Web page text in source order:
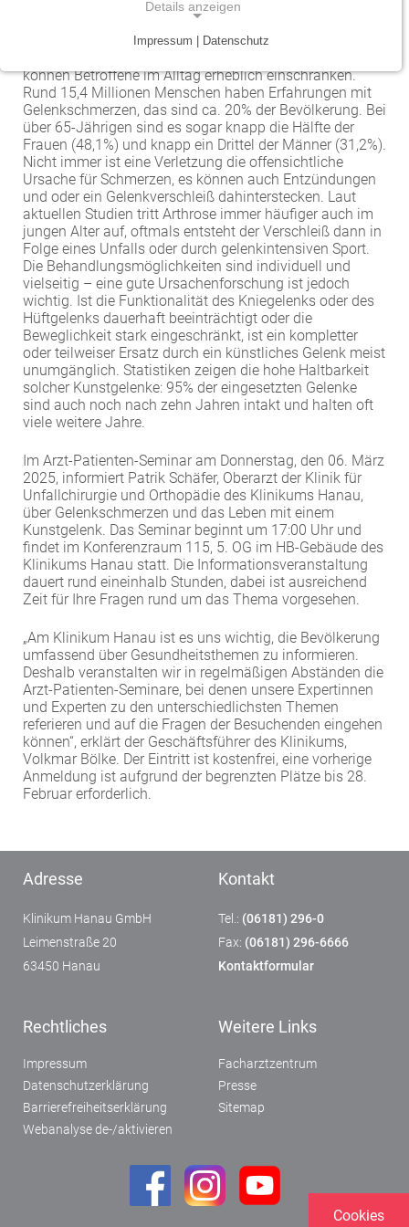
Vereinbarkeit von Beruf und Leben
Mitarbeitervorteile
Kinder- und Jugendmedizin
Neurologie
Psychiatrie und Psychotherapie
Anästhesiologie, operative Intensivmedizin und
Schmerztherapie
Gynäkologie und Geburtshilfe
Hals-, Nase- und Ohren-Erkrankungen
Dermatologie und Allergologie
Alle Kliniken, Fachbereiche und Zentren
Traumazentrum
Tumorzentrum
Viszeralonkologisches Zentrum (Darm, Pankreas)
Vorhofflimmerzentrum
Zentrum für Arbeitsmedizin, Arbeitssicherheit und
Brandschutz
Zentrum für Kinderdiabetes (DDG)
Zentrum für Lymphome und Leukämien
Alle Kliniken, Fachbereiche und Zentren
Patientenfürsprecher
Physiotherapie
Seelsorge
Soziale Dienste
Alle Kliniken, Fachbereiche und Zentren
Behandlungsmöglichkeiten bei Gelenkschmerzen.
können Betroffene im Alltag erheblich einschränken.
Rund 15,4 Millionen Menschen haben Erfahrungen mit
Gelenkschmerzen, das sind ca. 20% der Bevölkerung. Bei
über 65-Jährigen sind es sogar knapp die Hälfte der
Frauen (48,1%) und knapp ein Drittel der Männer (31,2%).
Nicht immer ist eine Verletzung die offensichtliche
Ursache für Schmerzen, es können auch Entzündungen
und oder ein Gelenkverschleiß dahinterstecken. Laut
aktuellen Studien tritt Arthrose immer häufiger auch im
jungen Alter auf, oftmals entsteht der Verschleiß dann in
Folge eines Unfalls oder durch gelenkintensiven Sport.
Die Behandlungsmöglichkeiten sind individuell und
vielseitig – eine gute Ursachenforschung ist jedoch
wichtig. Ist die Funktionalität des Kniegelenks oder des
Hüftgelenks dauerhaft beeinträchtigt oder die
Beweglichkeit stark eingeschränkt, ist ein kompletter
oder teilweiser Ersatz durch ein künstliches Gelenk meist
unumgänglich. Statistiken zeigen die hohe Haltbarkeit
solcher Kunstgelenke: 95% der eingesetzten Gelenke
sind auch noch nach zehn Jahren intakt und halten oft
viele weitere Jahre.
Im Arzt-Patienten-Seminar am Donnerstag, den 06. März
2025, informiert Patrik Schäfer, Oberarzt der Klinik für
Unfallchirurgie und Orthopädie des Klinikums Hanau,
über Gelenkschmerzen und das Leben mit einem
Kunstgelenk. Das Seminar beginnt um 17:00 Uhr und
findet im Konferenzraum 115, 5. OG im HB-Gebäude des
Klinikums Hanau statt. Die Informationsveranstaltung
dauert rund eineinhalb Stunden, dabei ist ausreichend
Zeit für Ihre Fragen rund um das Thema vorgesehen.
„Am Klinikum Hanau ist es uns wichtig, die Bevölkerung
umfassend über Gesundheitsthemen zu informieren.
Deshalb veranstalten wir in regelmäßigen Abständen die
Arzt-Patienten-Seminare, bei denen unsere Expertinnen
und Experten zu den unterschiedlichsten Themen
referieren und auf die Fragen der Besuchenden eingehen
können“, erklärt der Geschäftsführer des Klinikums,
Volkmar Bölke. Der Eintritt ist kostenfrei, eine vorherige
Anmeldung ist aufgrund der begrenzten Plätze bis 28.
Februar erforderlich.
Cookies
Adresse
Klinikum Hanau GmbH
Leimenstraße 20
63450 Hanau
Kontakt
Tel.: (06181) 296-0
Fax: (06181) 296-6666
Kontaktformular
Rechtliches
Impressum
Datenschutzerklärung
Barrierefreiheitserklärung
Webanalyse de-/aktivieren
Weitere Links
Facharztzentrum
Presse
Sitemap
Details anzeigen
Notwendige Cookies ermöglichen grundlegende
Funktionen und sind für die einwandfreie Funktion
der Website erforderlich.
Einverständnis-Cookie
Name:
cookie_consent
Zweck:
Dieser Cookie speichert die ausgewählten
Einverständnis-Optionen des Benutzers
Cookie Laufzeit:
1 Jahr
EXTERNE MEDIEN
Um Inhalte von Videoplattformen und Social Media
Plattformen anzeigen zu können, werden von
diesen externen Medien Cookies gesetzt.
YouTube
Vimeo
Impressum | Datenschutz